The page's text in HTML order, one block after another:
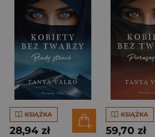
KSIĄŻKA
28,94 zł
KSIĄŻKA
59,70 zł